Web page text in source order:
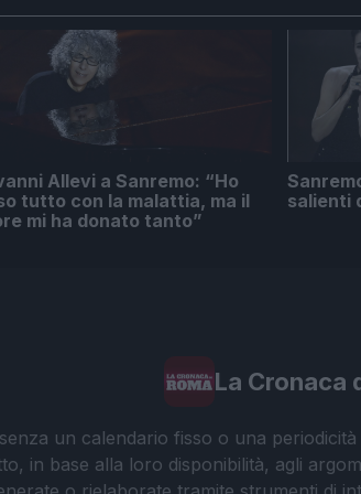
Allevi a Sanremo: “Ho
tutto con la malattia, ma il
mi ha donato tanto”
salienti
La Cronaca
un calendario fisso o una
in base alla loro disponibilità, agli